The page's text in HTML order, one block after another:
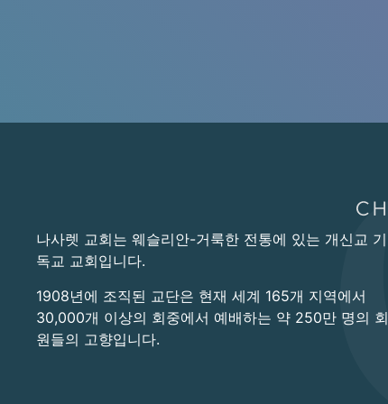
나사렛 교회는 웨슬리안-거룩한 전통에 있는 개신교 기
독교 교회입니다.
1908년에 조직된 교단은 현재 세계 165개 지역에서
30,000개 이상의 회중에서 예배하는 약 250만 명의 회
원들의 고향입니다.